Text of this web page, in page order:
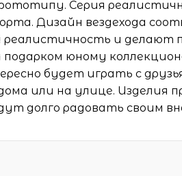
Серия
Дизайн вездехода
и делают
юному
будет играть с
или на улице. Изделия
долго радовать своим